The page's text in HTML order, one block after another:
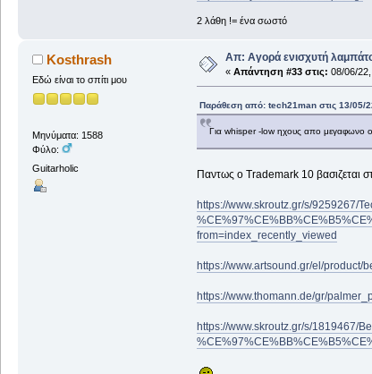
2 λάθη != ένα σωστό
Kosthrash
Εδώ είναι το σπίτι μου
Μηνύματα: 1588
Φύλο:
Guitarholic
Απ: Αγορά ενισχυτή
« Απάντηση #33 στις: 08/06/
Παράθεση από: tech21man στις 13/05/
Για whisper -low ηχους απο μεγαφωνο
Παντως ο Trademark 10 βασιζεται
https://www.skroutz.gr/s/9259267/
from=index_recently_viewed
https://www.artsound.gr/el/
https://www.thomann.de/gr/
https://www.skroutz.gr/s/1819467/